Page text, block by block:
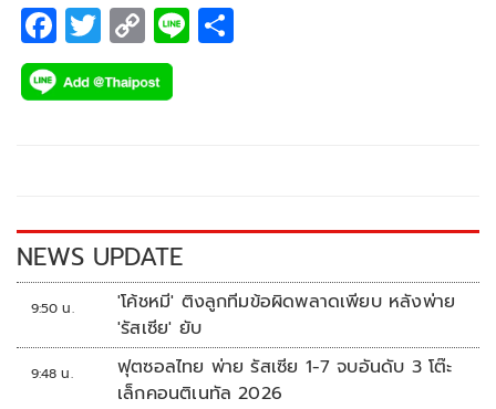
F
ac
e
k
T
wi
tt
C
o
p
k
Li
NEWS UPDATE
9:50 น.
'โค้ชหมี' ติงลูกทีมข้อผิดพลาดเพียบ หลังพ่าย
'รัสเซีย' ยับ
9:48 น.
ฟุตซอลไทย พ่าย รัสเซีย 1-7 จบอันดับ 3 โต๊ะ
เล็กคอนติเนทัล 2026